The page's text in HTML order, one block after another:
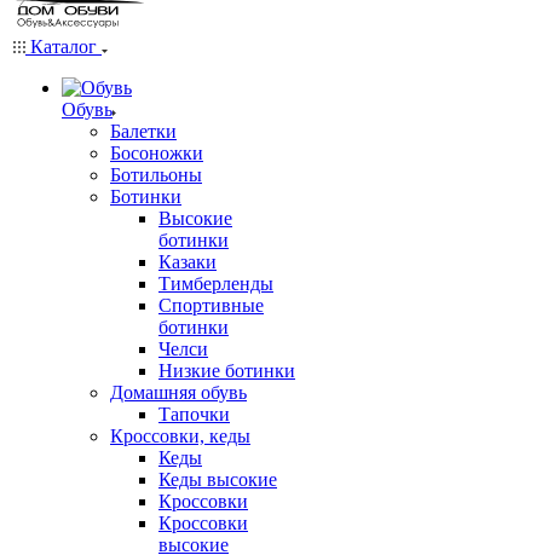
Каталог
Обувь
Балетки
Босоножки
Ботильоны
Ботинки
Высокие
ботинки
Казаки
Тимберленды
Спортивные
ботинки
Челси
Низкие ботинки
Домашняя обувь
Тапочки
Кроссовки, кеды
Кеды
Кеды высокие
Кроссовки
Кроссовки
высокие